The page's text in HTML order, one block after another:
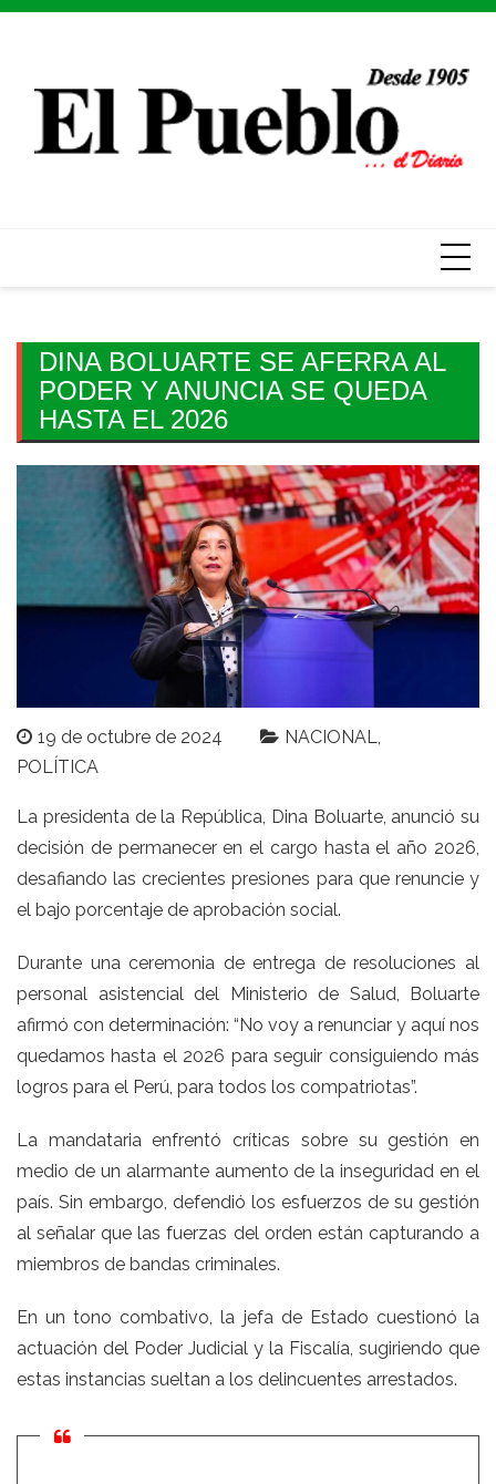
Skip
DINA BOLUARTE SE AFERRA AL
PODER Y ANUNCIA SE QUEDA
HASTA EL 2026
19 de octubre de 2024
NACIONAL
POLÍTICA
La presidenta de la República, Dina Boluarte, anunció su
decisión de permanecer en el cargo hasta el año 2026,
desafiando las crecientes presiones para que renuncie y
el bajo porcentaje de aprobación social.
Durante una ceremonia de entrega de resoluciones al
personal asistencial del Ministerio de Salud, Boluarte
afirmó con determinación: “No voy a renunciar y aquí nos
quedamos hasta el 2026 para seguir consiguiendo más
logros para el Perú, para todos los compatriotas”.
La mandataria enfrentó críticas sobre su gestión en
medio de un alarmante aumento de la inseguridad en el
país. Sin embargo, defendió los esfuerzos de su gestión
al señalar que las fuerzas del orden están capturando a
miembros de bandas criminales.
En un tono combativo, la jefa de Estado cuestionó la
actuación del Poder Judicial y la Fiscalía , sugiriendo que
estas instancias sueltan a los delincuentes arrestados.